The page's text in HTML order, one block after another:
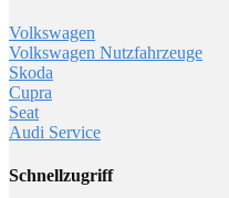
Volkswagen
Volkswagen Nutzfahrzeuge
Skoda
Cupra
Seat
Audi Service
Schnellzugriff